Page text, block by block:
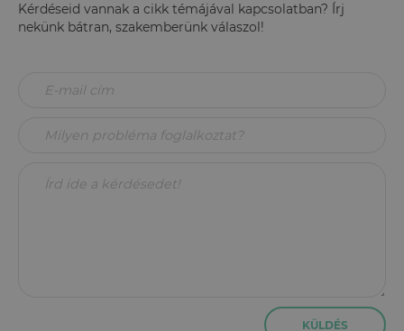
Kérdéseid vannak a cikk témájával kapcsolatban? Írj
nekünk bátran, szakemberünk válaszol!
KÜLDÉS